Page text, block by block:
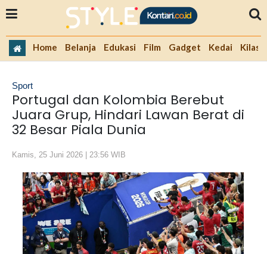
Home Belanja Edukasi Film Gadget Kedai Kilas
Sport
Portugal dan Kolombia Berebut
Juara Grup, Hindari Lawan Berat di
32 Besar Piala Dunia
Kamis, 25 Juni 2026 | 23:56 WIB